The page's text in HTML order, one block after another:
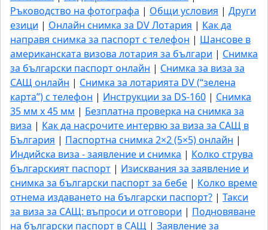
Ръководство на фотографа | Общи условия | Други
езици | Онлайн снимка за DV Лотария | Как да
направя снимка за паспорт с телефон | Шансове в
американската визова лотария за българи | Снимка
за български паспорт онлайн | Снимка за виза за
САЩ онлайн | Снимка за лотарията DV (“зелена
карта”) с телефон | Инструкции за DS-160 | Снимка
35 мм x 45 мм | Безплатна проверка на снимка за
виза | Как да насрочите интервю за виза за САЩ в
България | Паспортна снимка 2×2 (5×5) онлайн |
Индийска виза - заявление и снимка | Колко струва
българският паспорт | Изисквания за заявление и
снимка за български паспорт за бебе | Колко време
отнема издаването на български паспорт? | Такси
за виза за САЩ: въпроси и отговори | Подновяване
на български паспорт в САЩ | Заявление за